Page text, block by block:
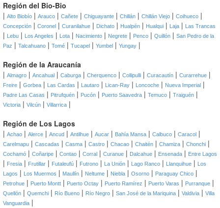
Región del Bio-Bio
| Alto Biobío | Arauco | Cañete | Chiguayante | Chillán | Chillán Viejo | Coihueco |
Concepción | Coronel | Curanilahue | Dichato | Hualpén | Hualqui | Laja | Las Trancas
| Lebu | Los Angeles | Lota | Nacimiento | Negrete | Penco | Quillón | San Pedro de la
Paz | Talcahuano | Tomé | Tucapel | Yumbel | Yungay |
Región de la Araucanía
| Almagro | Ancahual | Caburga | Cherquenco | Collipulli | Curacautín | Curarrehue |
Freire | Gorbea | Las Cardas | Lautaro | Lican-Ray | Loncoche | Nueva Imperial |
Padre Las Casas | Pitrufquén | Pucón | Puerto Saavedra | Temuco | Traiguén |
Victoria | Vilcún | Villarrica |
Región de Los Lagos
| Achao | Alerce | Ancud | Antilhue | Aucar | Bahía Mansa | Calbuco | Caracol |
Carelmapu | Cascadas | Casma | Castro | Chacao | Chaitén | Chamiza | Chonchi |
Cochamó | Coñaripe | Contao | Corral | Curanue | Dalcahue | Ensenada | Entre Lagos
| Fresia | Frutillar | Futaleufú | Futrono | La Unión | Lago Ranco | Llanquihue |
Los
Lagos | Los Muermos | Maullín | Neltume | Niebla | Osorno | Paraguay Chico |
Petrohue | Puerto Montt | Puerto Octay | Puerto Ramírez | Puerto Varas | Purranque |
Quellón | Quemchi | Río Bueno | Río Negro | San José de la Mariquina | Valdivia | Villa
Vanguardia |